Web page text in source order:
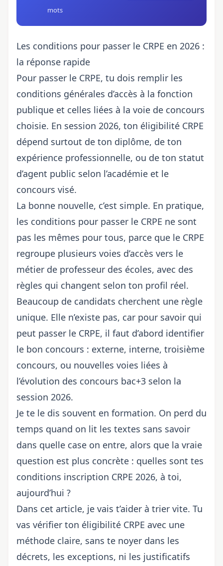
mots
Les conditions pour passer le CRPE en 2026 :
la réponse rapide
Pour passer le CRPE, tu dois remplir les
conditions générales d’accès à la fonction
publique et celles liées à la voie de concours
choisie. En session 2026, ton éligibilité CRPE
dépend surtout de ton diplôme, de ton
expérience professionnelle, ou de ton statut
d’agent public selon l’académie et le
concours visé.
La bonne nouvelle, c’est simple. En pratique,
les conditions pour passer le CRPE ne sont
pas les mêmes pour tous, parce que le CRPE
regroupe plusieurs voies d’accès vers le
métier de professeur des écoles, avec des
règles qui changent selon ton profil réel.
Beaucoup de candidats cherchent une règle
unique. Elle n’existe pas, car pour savoir qui
peut passer le CRPE, il faut d’abord identifier
le bon concours : externe, interne, troisième
concours, ou nouvelles voies liées à
l’évolution des concours bac+3 selon la
session 2026.
Je te le dis souvent en formation. On perd du
temps quand on lit les textes sans savoir
dans quelle case on entre, alors que la vraie
question est plus concrète : quelles sont tes
conditions inscription CRPE 2026, à toi,
aujourd’hui ?
Dans cet article, je vais t’aider à trier vite. Tu
vas vérifier ton éligibilité CRPE avec une
méthode claire, sans te noyer dans les
décrets, les exceptions, ni les justificatifs